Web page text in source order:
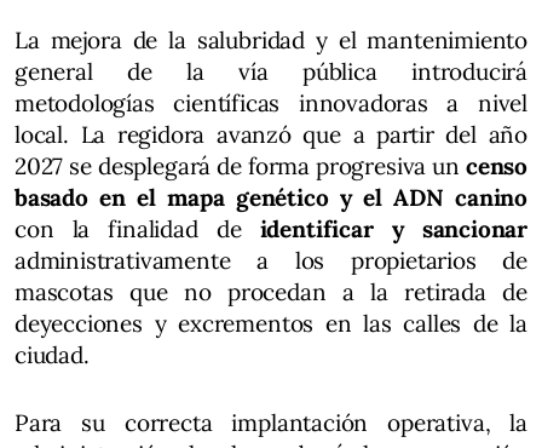
La mejora de la salubridad y el mantenimiento
general de la vía pública introducirá
metodologías científicas innovadoras a nivel
local. La regidora avanzó que a partir del año
2027 se desplegará de forma progresiva un censo
basado en el mapa genético y el ADN canino
con la finalidad de identificar y sancionar
administrativamente a los propietarios de
mascotas que no procedan a la retirada de
deyecciones y excrementos en las calles de la
ciudad.
Para su correcta implantación operativa, la